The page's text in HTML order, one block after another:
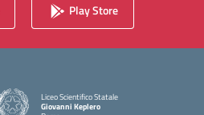
Play Store
Liceo Scientifico Statale
Giovanni Keplero